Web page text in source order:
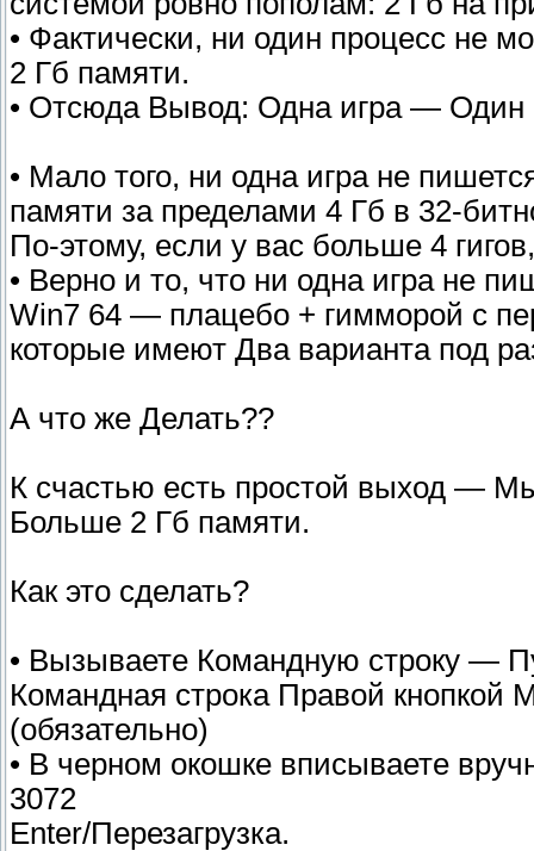
• Фактически, ни один процесс не
2 Гб памяти.
• Отсюда Вывод: Одна игра —
• Мало того, ни одна игра не
памяти за пределами 4 Гб в 32-
По-этому, если у вас больше 4
• Верно и то, что ни одна игра не
Win7 64 — плацебо + гимморой с
которые имеют Два варианта под
А что же Делать??
К счастью есть простой выход —
Больше 2 Гб памяти.
Как это сделать?
• Вызываете Командную строку —
Командная строка Правой
(обязательно)
• В черном окошке вписываете
3072
Enter/Перезагрузка.